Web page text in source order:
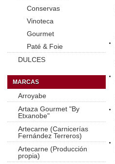
Conservas
Vinoteca
Gourmet
Paté & Foie
DULCES
MARCAS
Arroyabe
Artaza Gourmet "By
Etxanobe"
Artecarne (Carnicerías
Fernández Terreros)
Artecarne (Producción
propia)